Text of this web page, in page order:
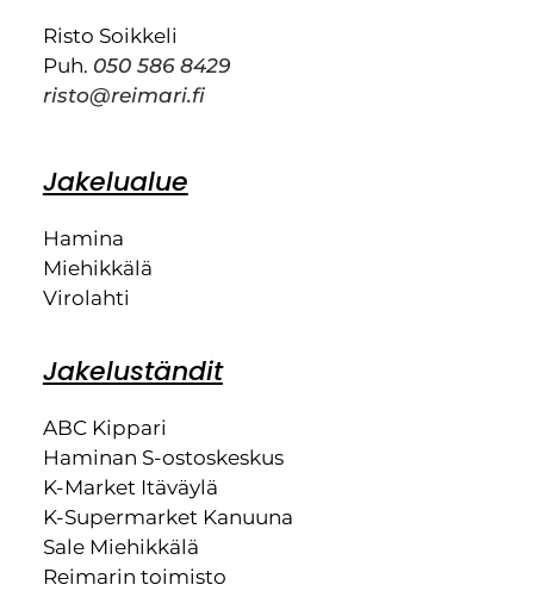
Risto Soikkeli
Puh. 050 586 8429
risto@reimari.fi
Jakelualue
Hamina
Miehikkälä
Virolahti
Jakeluständit
ABC Kippari
Haminan S-ostoskeskus
K-Market Itäväylä
K-Supermarket Kanuuna
Sale Miehikkälä
Reimarin toimisto